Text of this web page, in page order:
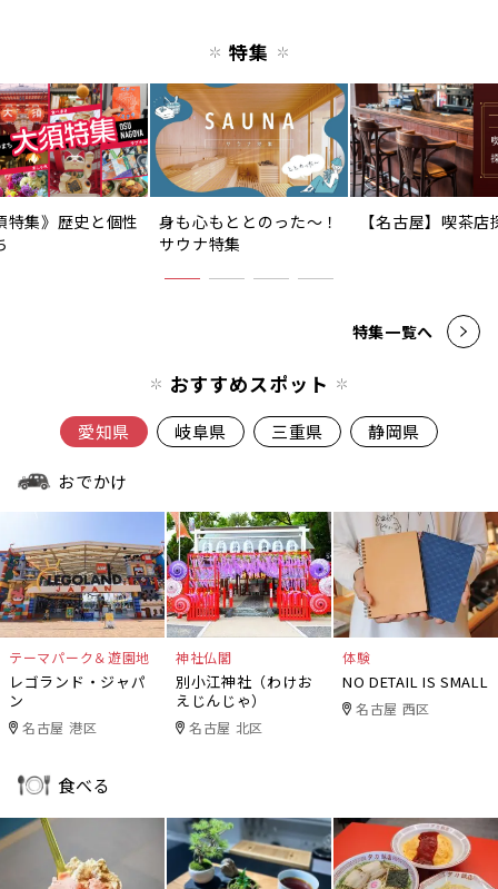
特集
特集》歴史と個性
身も心もととのった〜！
サウナ特集
【名古屋】喫茶店
特集一覧へ
おすすめスポット
愛知県 岐阜県 三重県 静岡県
おでかけ
テーマパーク＆遊園地
レゴランド・ジャパ
ン
名古屋 港区
神社仏閣
別小江神社（わけお
えじんじゃ）
名古屋 北区
体験
NO DETAIL IS SMALL
名古屋 西区
食べる